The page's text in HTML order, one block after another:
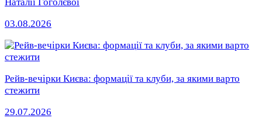
03.08.2026
Рейв-вечірки Києва: формації та клуби, за якими варто
стежити
29.07.2026